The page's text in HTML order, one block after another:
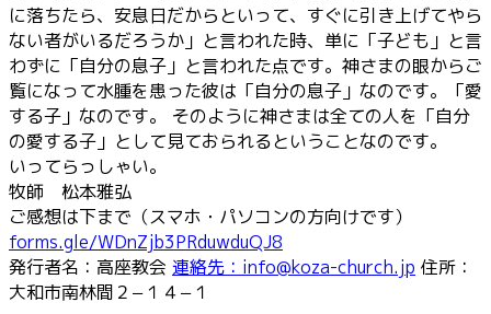
に落ちたら、安息日だからといって、すぐに引き上げてやら
ない者がいるだろうか」と言われた時、単に「子ども」と言
わずに「自分の息子」と言われた点です。神さまの眼からご
覧になって水腫を患った彼は「自分の息子」なのです。「愛
する子」なのです。 そのように神さまは全ての人を「自分
の愛する子」として見ておられるということなのです。
いってらっしゃい。
牧師 松本雅弘
ご感想は下まで（スマホ・パソコンの方向けです）
forms.gle/WDnZjb3PRduwduQJ8
発行者名：高座教会 連絡先：info@koza-church.jp 住所：
大和市南林間２−１４−１